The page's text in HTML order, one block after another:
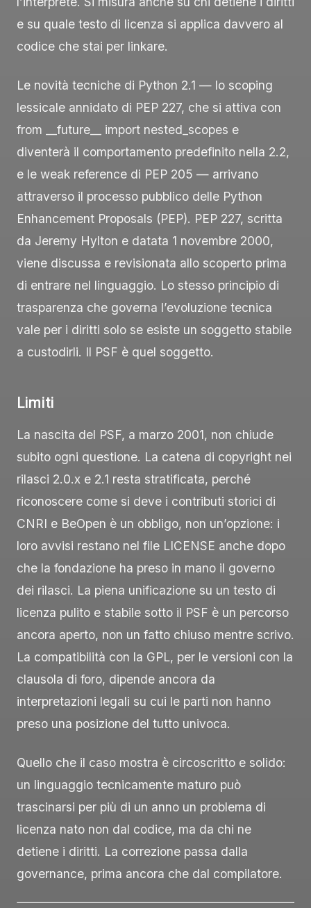
e su quale testo di licenza si applica davvero al
codice che stai per linkare.
Le novità tecniche di Python 2.1 — lo scoping
lessicale annidato di PEP 227, che si attiva con
from __future__ import nested_scopes e
diventerà il comportamento predefinito nella 2.2,
e le weak reference di PEP 205 — arrivano
attraverso il processo pubblico delle Python
Enhancement Proposals (PEP). PEP 227, scritta
da Jeremy Hylton e datata 1 novembre 2000,
viene discussa e revisionata allo scoperto prima
di entrare nel linguaggio. Lo stesso principio di
trasparenza che governa l’evoluzione tecnica
vale per i diritti solo se esiste un soggetto stabile
a custodirli. Il PSF è quel soggetto.
Limiti
La nascita del PSF, a marzo 2001, non chiude
subito ogni questione. La catena di copyright nei
rilasci 2.0.x e 2.1 resta stratificata, perché
riconoscere come si deve i contributi storici di
CNRI e BeOpen è un obbligo, non un’opzione: i
loro avvisi restano nel file LICENSE anche dopo
che la fondazione ha preso in mano il governo
dei rilasci. La piena unificazione su un testo di
licenza pulito e stabile sotto il PSF è un percorso
ancora aperto, non un fatto chiuso mentre scrivo.
La compatibilità con la GPL, per le versioni con la
clausola di foro, dipende ancora da
interpretazioni legali su cui le parti non hanno
preso una posizione del tutto univoca.
Quello che il caso mostra è circoscritto e solido:
un linguaggio tecnicamente maturo può
trascinarsi per più di un anno un problema di
licenza nato non dal codice, ma da chi ne
detiene i diritti. La correzione passa dalla
governance, prima ancora che dal compilatore.